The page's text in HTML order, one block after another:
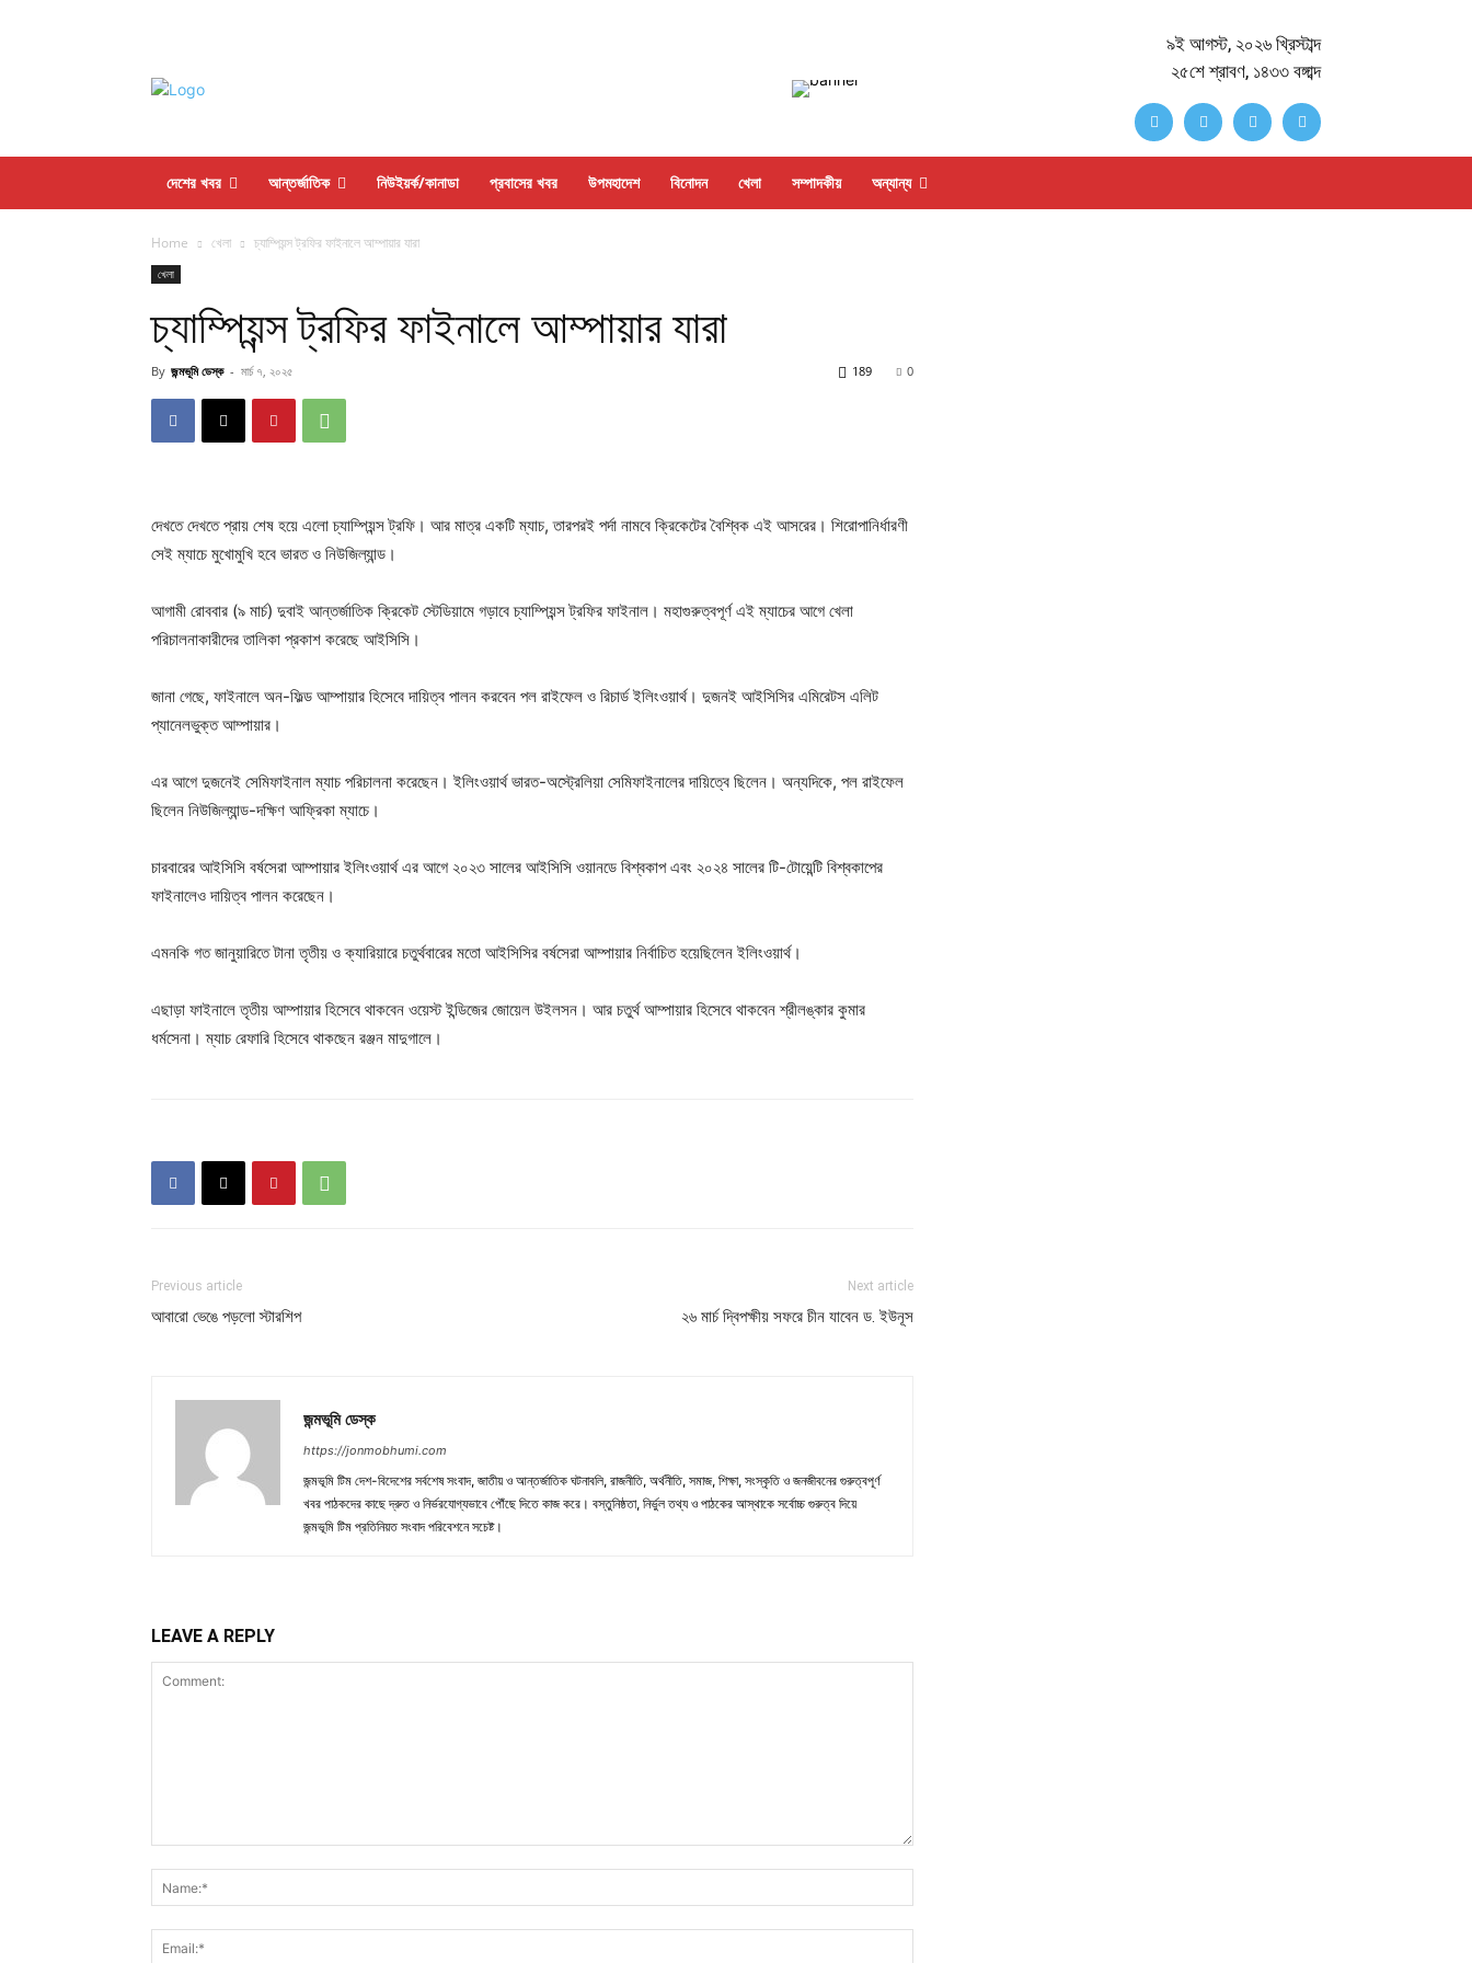
৯ই আগস্ট, ২০২৬ খ্রিস্টাব্দ
২৫শে শ্রাবণ, ১৪৩৩ বঙ্গাব্দ
দেশের খবর আন্তর্জাতিক নিউইয়র্ক/কানাডা প্রবাসের খবর উপমহাদেশ বিনোদন খেলা সম্পাদকীয় অন্যান্য
Home খেলা চ্যাম্পিয়ন্স ট্রফির ফাইনালে আম্পায়ার যারা
খেলা
চ্যাম্পিয়ন্স ট্রফির ফাইনালে আম্পায়ার যারা
By জন্মভূমি ডেস্ক - মার্চ ৭, ২০২৫ 0
189
দেখতে দেখতে প্রায় শেষ হয়ে এলো চ্যাম্পিয়ন্স ট্রফি। আর মাত্র একটি ম্যাচ, তারপরই পর্দা নামবে ক্রিকেটের বৈশ্বিক এই আসরের। শিরোপানির্ধারণী
সেই ম্যাচে মুখোমুখি হবে ভারত ও নিউজিল্যান্ড।
আগামী রোববার (৯ মার্চ) দুবাই আন্তর্জাতিক ক্রিকেট স্টেডিয়ামে গড়াবে চ্যাম্পিয়ন্স ট্রফির ফাইনাল। মহাগুরুত্বপূর্ণ এই ম্যাচের আগে খেলা
পরিচালনাকারীদের তালিকা প্রকাশ করেছে আইসিসি।
জানা গেছে, ফাইনালে অন-ফিল্ড আম্পায়ার হিসেবে দায়িত্ব পালন করবেন পল রাইফেল ও রিচার্ড ইলিংওয়ার্থ। দুজনই আইসিসির এমিরেটস এলিট
প্যানেলভুক্ত আম্পায়ার।
এর আগে দুজনেই সেমিফাইনাল ম্যাচ পরিচালনা করেছেন। ইলিংওয়ার্থ ভারত-অস্ট্রেলিয়া সেমিফাইনালের দায়িত্বে ছিলেন। অন্যদিকে, পল রাইফেল
ছিলেন নিউজিল্যান্ড-দক্ষিণ আফ্রিকা ম্যাচে।
চারবারের আইসিসি বর্ষসেরা আম্পায়ার ইলিংওয়ার্থ এর আগে ২০২৩ সালের আইসিসি ওয়ানডে বিশ্বকাপ এবং ২০২৪ সালের টি-টোয়েন্টি বিশ্বকাপের
ফাইনালেও দায়িত্ব পালন করেছেন।
এমনকি গত জানুয়ারিতে টানা তৃতীয় ও ক্যারিয়ারে চতুর্থবারের মতো আইসিসির বর্ষসেরা আম্পায়ার নির্বাচিত হয়েছিলেন ইলিংওয়ার্থ।
এছাড়া ফাইনালে তৃতীয় আম্পায়ার হিসেবে থাকবেন ওয়েস্ট ইন্ডিজের জোয়েল উইলসন। আর চতুর্থ আম্পায়ার হিসেবে থাকবেন শ্রীলঙ্কার কুমার
ধর্মসেনা। ম্যাচ রেফারি হিসেবে থাকছেন রঞ্জন মাদুগালে।
Previous article
আবারো ভেঙে পড়লো স্টারশিপ
Next article
২৬ মার্চ দ্বিপক্ষীয় সফরে চীন যাবেন ড. ইউনূস
জন্মভূমি ডেস্ক
https://jonmobhumi.com
জন্মভূমি টিম দেশ-বিদেশের সর্বশেষ সংবাদ, জাতীয় ও আন্তর্জাতিক ঘটনাবলি, রাজনীতি, অর্থনীতি, সমাজ, শিক্ষা, সংস্কৃতি ও জনজীবনের গুরুত্বপূর্ণ
খবর পাঠকদের কাছে দ্রুত ও নির্ভরযোগ্যভাবে পৌঁছে দিতে কাজ করে। বস্তুনিষ্ঠতা, নির্ভুল তথ্য ও পাঠকের আস্থাকে সর্বোচ্চ গুরুত্ব দিয়ে
জন্মভূমি টিম প্রতিনিয়ত সংবাদ পরিবেশনে সচেষ্ট।
LEAVE A REPLY